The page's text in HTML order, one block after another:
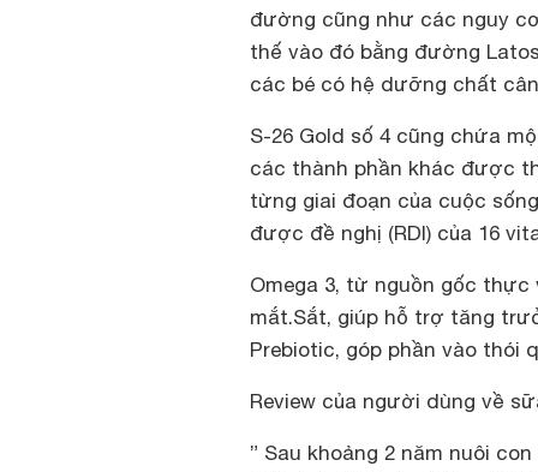
đường cũng như các nguy
thế vào đó bằng đường
các bé có hệ dưỡng chất
S-26 Gold số 4cũng chứa
các thành phần khác được
từng giai đoạn của cuộc
được đề nghị (RDI) của 16
Omega 3, từ nguồn gốc
mắt.Sắt, giúp hỗ trợ tăng
Prebiotic, góp phần vào thói
Review của người dùng về
” Sau khoảng 2 năm nuôi